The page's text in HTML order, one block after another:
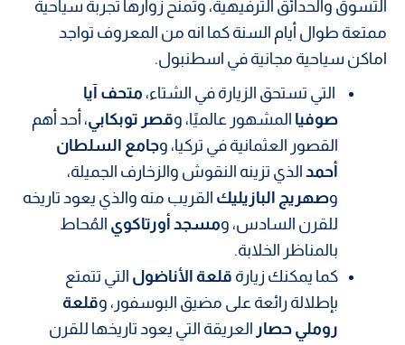
التسوق والحدائق الترفيهية، وتمنح زوارها تجربة سياحية
ممتعة طوال أيام السنة كما انه من المعروف تواجد
اماكن سياحية مجانية في اسطنبول.
التي تستحق الزيارة في الشتاء، متحف آيا
صوفيا المشهور عالميًا، وقصر توبكابي، أحد أهم
القصور العثمانية في تركيا، وجامع السلطان
أحمد الذي تزينه النقوش والزخارف الجميلة،
وصهريج البازيليك القريب منه والذي يعود تاريخه
للقرن السادس، ومسجد أورتاكوي المُحاط
بالمناظر الخلابة.
كما يمكنك زيارة قلعة الأناضول التي تتمتع
بإطلالة رائعة على مضيق البوسفور، وقلعة
روملي حصار العريقة التي يعود تاريخها للقرن